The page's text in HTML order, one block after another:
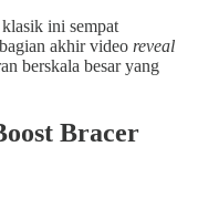
ini sempat
akhir video reveal
berskala besar yang
Bracer